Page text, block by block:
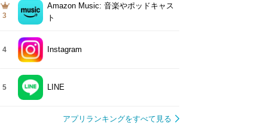
3
Amazon Music: 音楽やポッドキャス
ト
4 Instagram
5 LINE
アプリランキングをすべて見る